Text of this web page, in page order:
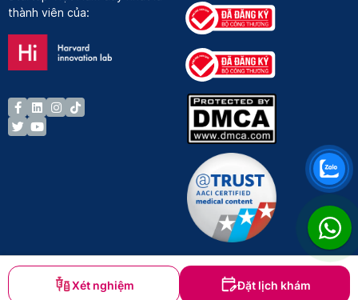
Xét nghiệm Đặt lịch khám
thành viên của:
Bản quyền © Docosan 2023